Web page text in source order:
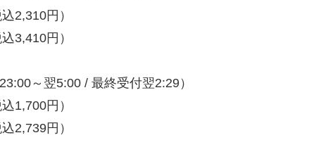
2,310円）
3,410円）
～翌5:00 / 最終受付翌2:29）
1,700円）
2,739円）